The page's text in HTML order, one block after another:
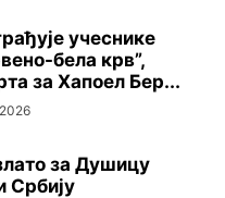
учеснике
бела крв”,
за Хапоел Бер...
за Душицу
Србију